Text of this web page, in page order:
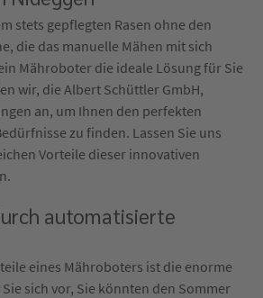
stets gepflegten Rasen ohne den
die das manuelle Mähen mit sich
Mähroboter die ideale Lösung für Sie
wir, die Albert Schüttler GmbH,
an, um Ihnen den perfekten
zu finden. Lassen Sie uns
Vorteile dieser innovativen
automatisierte
eines Mähroboters ist die enorme
sich vor, Sie könnten den Sommer